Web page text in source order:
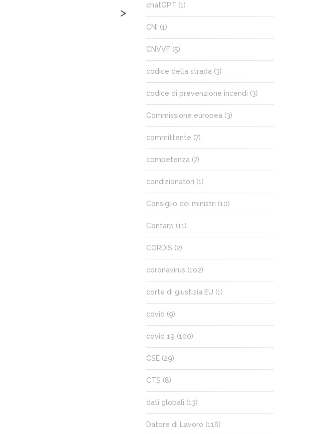
> chatGPT (1)
CNI (1)
CNVVF (5)
codice della strada (3)
codice di prevenzione incendi (3)
Commissione europea (3)
committente (7)
competenza (7)
condizionatori (1)
Consiglio dei ministri (10)
Contarp (11)
CORDIS (2)
coronavirus (102)
corte di giustizia EU (1)
covid (9)
covid 19 (100)
CSE (29)
CTS (8)
dati globali (13)
Datore di Lavoro (116)